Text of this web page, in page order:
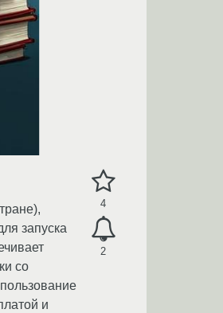
4
2
запуска
со
и